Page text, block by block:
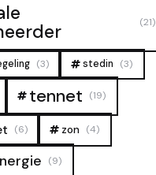
(21)
(3) stedin (3)
tennet (19)
(6) zon (4)
(9)